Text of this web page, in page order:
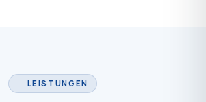
LEISTUNGEN